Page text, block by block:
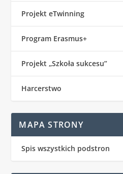
Projekt eTwinning
Program Erasmus+
Projekt „Szkoła sukcesu”
Harcerstwo
MAPA STRONY
Spis wszystkich podstron